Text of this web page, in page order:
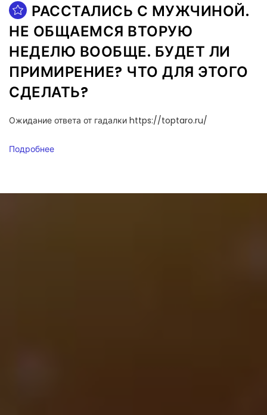
РАССТАЛИСЬ С МУЖЧИНОЙ.
НЕ ОБЩАЕМСЯ ВТОРУЮ
НЕДЕЛЮ ВООБЩЕ. БУДЕТ ЛИ
ПРИМИРЕНИЕ? ЧТО ДЛЯ ЭТОГО
СДЕЛАТЬ?
Ожидание ответа от гадалки https://toptaro.ru/
Подробнее